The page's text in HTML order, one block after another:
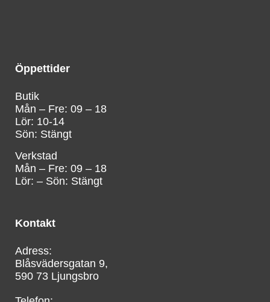
Öppettider
Butik
Mån – Fre: 09 – 18
Lör: 10-14
Sön: Stängt
Verkstad
Mån – Fre: 09 – 18
Lör: – Sön: Stängt
Kontakt
Blåsvädersgatan 9,
590 73 Ljungsbro